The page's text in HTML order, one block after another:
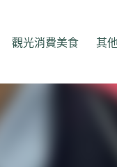
觀光消費美食 其他